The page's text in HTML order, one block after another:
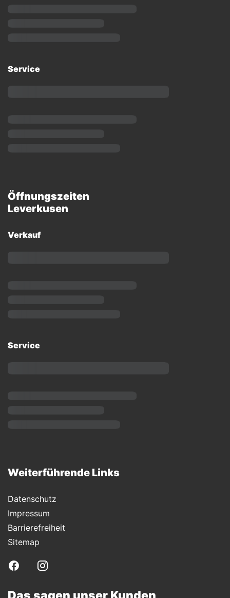
Service
Öffnungszeiten
Leverkusen
Verkauf
Service
Weiterführende Links
Datenschutz
Impressum
Barrierefreiheit
Sitemap